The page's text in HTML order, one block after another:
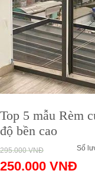
Top 5 mẫu Rèm
độ bền cao
295.000VNĐ
250.000 VNĐ
Số